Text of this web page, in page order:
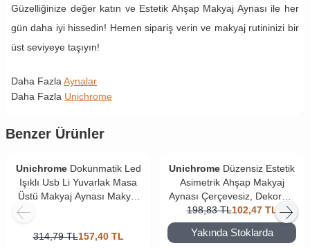
Güzelliğinize değer katın ve Estetik Ahşap Makyaj Aynası ile her
gün daha iyi hissedin! Hemen sipariş verin ve makyaj rutininizi bir
üst seviyeye taşıyın!
Daha Fazla Aynalar
Daha Fazla Unichrome
Benzer Ürünler
Unichrome Dokunmatik Led
Işıklı Usb Li Yuvarlak Masa
Üstü Makyaj Aynası Makyaj
314,79 TL157,40 TL
Unichrome Düzensiz Estetik
Asimetrik Ahşap Makyaj
Aynası Çerçevesiz, Dekoratif
Masa Oturma Odası
198,83 TL102,47 TL
Yakında Stoklarda